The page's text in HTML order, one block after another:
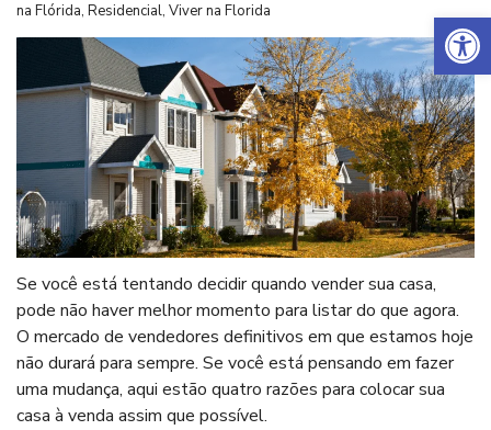
Abrir a barra de ferramentas
na Flórida, Residencial, Viver na Florida
Se você está tentando decidir quando vender sua casa,
pode não haver melhor momento para listar do que agora.
O mercado de vendedores definitivos em que estamos hoje
não durará para sempre. Se você está pensando em fazer
uma mudança, aqui estão quatro razões para colocar sua
casa à venda assim que possível.